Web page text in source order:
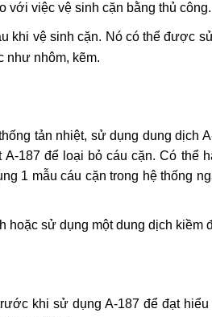
với việc vệ sinh cặn bằng thủ công.
khi vệ sinh cặn. Nó có thể được
như nhôm, kẽm.
tản nhiệt, sử dụng dung dịch
187 để loại bỏ cáu cặn. Có thể
1 mẫu cáu cặn trong hệ thống
sử dụng một dung dịch kiềm
khi sử dụng A-187 để đạt